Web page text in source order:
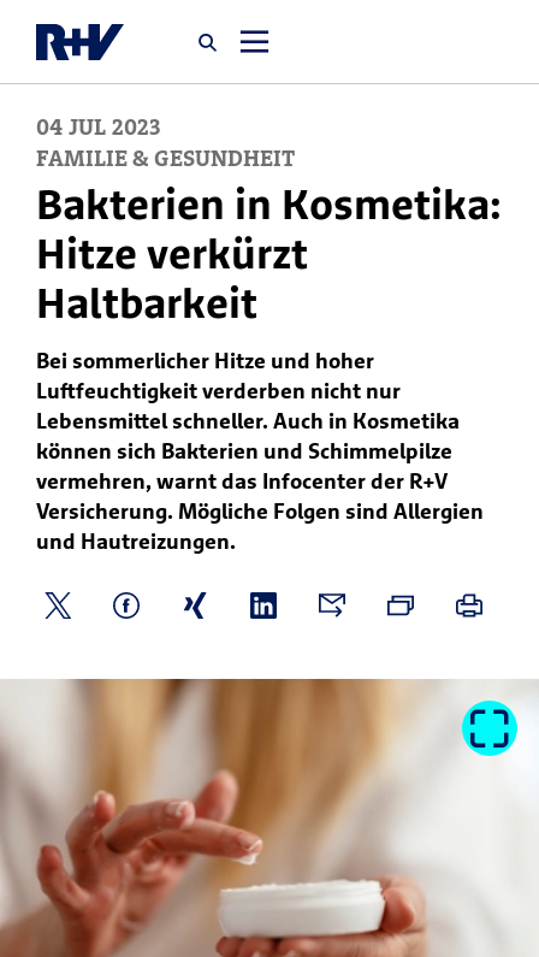
Startseite
Newsroom
Über uns
Karriere
Jobsuche
04 JUL 2023
FAMILIE & GESUNDHEIT
Bakterien in Kosmetika:
Hitze verkürzt
Haltbarkeit
Bei sommerlicher Hitze und hoher
Luftfeuchtigkeit verderben nicht nur
Lebensmittel schneller. Auch in Kosmetika
können sich Bakterien und Schimmelpilze
vermehren, warnt das Infocenter der R+V
Versicherung. Mögliche Folgen sind Allergien
und Hautreizungen.